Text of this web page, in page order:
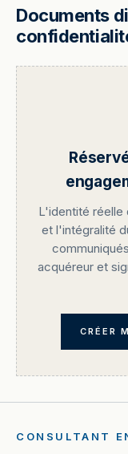
Documents
L'identité réelle
et l'intégralité
acquéreur et
CRÉER
CONSULTANT